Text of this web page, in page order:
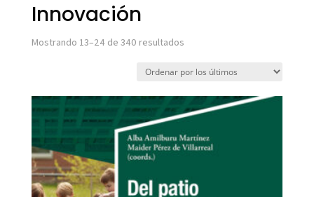
Innovación
Mostrando 13–24 de 340 resultadosOrdenado
últimos